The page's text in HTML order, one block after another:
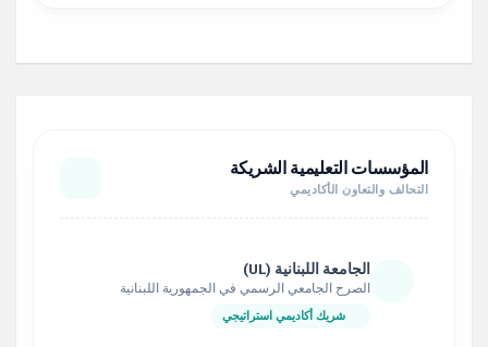
المؤسسات التعليمية الشريكة
التحالف والتعاون الأكاديمي
الجامعة اللبنانية (UL)
الصرح الجامعي الرسمي في الجمهورية اللبنانية
شريك أكاديمي استراتيجي